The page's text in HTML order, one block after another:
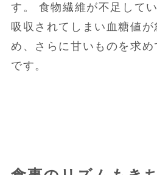
す。 食物繊維が不足して
吸収されてしまい血糖値
め、さらに甘いものを求
です。